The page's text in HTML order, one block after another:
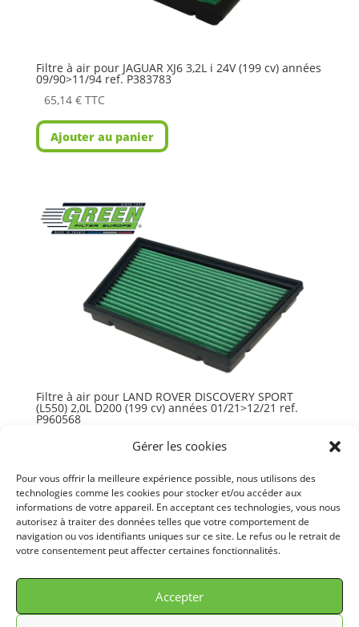
Gérer les cookies
Pour vous offrir la meilleure expérience possible, nous utilisons des
technologies comme les cookies pour stocker et/ou accéder aux
informations de votre appareil. En acceptant ces technologies, vous nous
autorisez à traiter des données telles que votre comportement de
navigation ou vos identifiants uniques sur ce site. Le refus ou le retrait de
votre consentement peut affecter certaines fonctionnalités.
Accepter
Filtre à air pour JAGUAR XJ6 3,2L i 24V (199 cv) années
09/90>11/94 ref. P383783
65,14 € TTC
Ajouter au panier
Filtre à air pour LAND ROVER DISCOVERY SPORT
(L550) 2,0L D200 (199 cv) années 01/21>12/21 ref.
P960568
Ajouter au panier
© GREEN FILTER 2026. Tous droits réservés.